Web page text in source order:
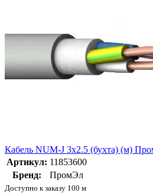
Кабель NUM-J 3х2.5 (бухта) (м)
Артикул: 11853600
Бренд:
ПромЭл
Доступно к заказу 100 м